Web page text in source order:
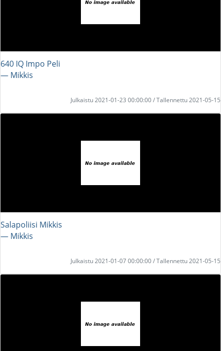
640 IQ Impo Peli
― Mikkis
Julkaistu 2021-01-23 00:00:00 / Tallennettu 2021-05-15
Salapoliisi Mikkis
― Mikkis
Julkaistu 2021-01-07 00:00:00 / Tallennettu 2021-05-15